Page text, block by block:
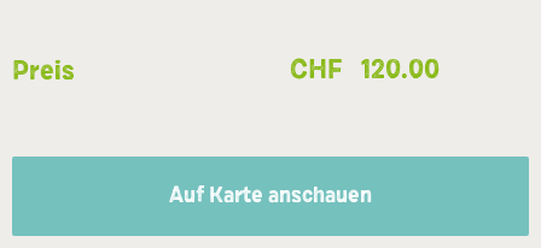
Preis CHF 120.00
Auf Karte anschauen